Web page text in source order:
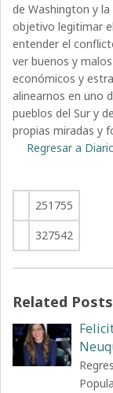
de Washington y
objetivo legitimar
entender el
ver buenos y
económicos y
alinearnos en uno
pueblos del Sur y
propias miradas y
Regresar a
251755
327542
Related Posts